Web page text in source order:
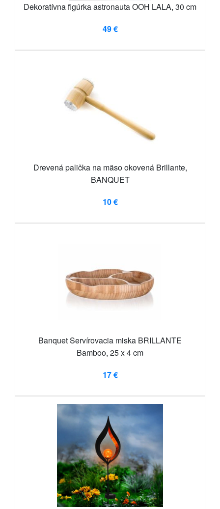
Dekoratívna figúrka astronauta OOH LALA, 30 cm
49 €
Drevená palička na mäso okovená Brillante,
BANQUET
10 €
Banquet Servírovacia miska BRILLANTE
Bamboo, 25 x 4 cm
17 €